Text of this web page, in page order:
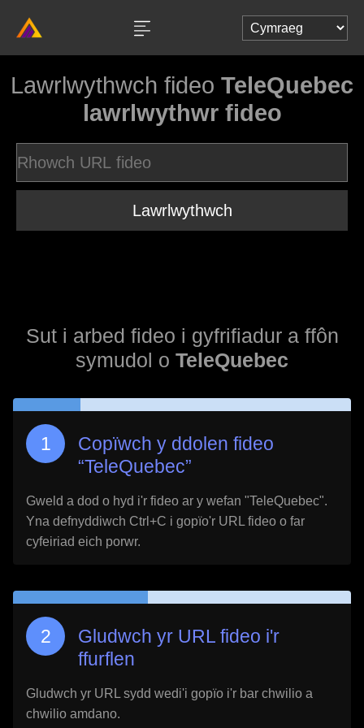
Lawrlwythwch fideo TeleQuebec
lawrlwythwr fideo
Lawrlwythwch
Sut i arbed fideo i gyfrifiadur a ffôn
symudol o TeleQuebec
Copïwch y ddolen fideo
“TeleQuebec”
Gweld a dod o hyd i'r fideo ar y wefan "TeleQuebec".
Yna defnyddiwch Ctrl+C i gopïo'r URL fideo o far
cyfeiriad eich porwr.
Gludwch yr URL fideo i'r
ffurflen
Gludwch yr URL sydd wedi'i gopïo i'r bar chwilio a
chwilio amdano.